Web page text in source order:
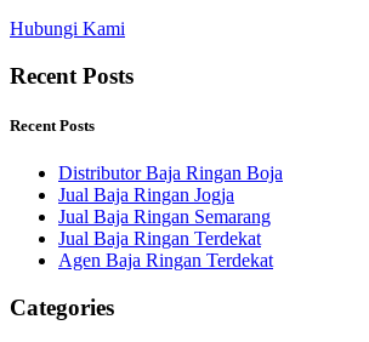
Hubungi Kami
Recent Posts
Recent Posts
Distributor Baja Ringan Boja
Jual Baja Ringan Jogja
Jual Baja Ringan Semarang
Jual Baja Ringan Terdekat
Agen Baja Ringan Terdekat
Categories